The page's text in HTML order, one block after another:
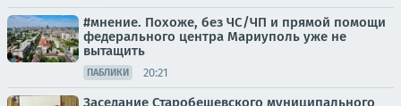
#мнение. Похоже, без ЧС/ЧП и прямой помощи
федерального центра Мариуполь уже не
вытащить
ПАБЛИКИ 20:21
Заседание Старобешевского муниципального